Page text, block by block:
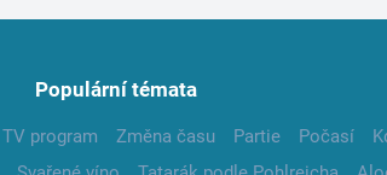
Populární témata
TV program Změna času Partie Počasí